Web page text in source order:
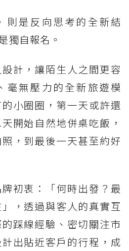
則是反向思考的全新結
獨自報名。
計，讓陌生人之間更容
毫無壓力的全新旅遊模
小圈圈，第一天或許還
開始自然地併桌吃飯，
，到最後一天甚至約好
初衷：「何時出發？最
，透過與客人的真實互
踩線經驗、密切關注市
出貼近客戶的行程，成